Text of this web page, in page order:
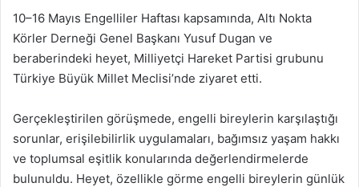
10–16 Mayıs Engelliler Haftası kapsamında, Altı Nokta
Körler Derneği Genel Başkanı Yusuf Dugan ve
beraberindeki heyet, Milliyetçi Hareket Partisi grubunu
Türkiye Büyük Millet Meclisi’nde ziyaret etti.
Gerçekleştirilen görüşmede, engelli bireylerin karşılaştığı
sorunlar, erişilebilirlik uygulamaları, bağımsız yaşam hakkı
ve toplumsal eşitlik konularında değerlendirmelerde
bulunuldu. Heyet, özellikle görme engelli bireylerin günlük